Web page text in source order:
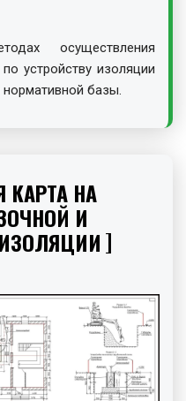
осуществления
устройству изоляции
нормативной базы.
КАРТА НА
И